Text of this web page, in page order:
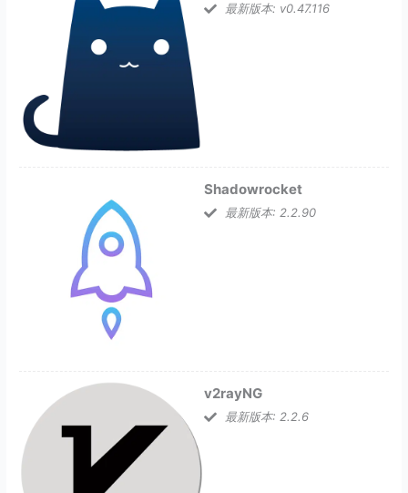
最新版本: v0.47.116
Shadowrocket
最新版本: 2.2.90
v2rayNG
最新版本: 2.2.6